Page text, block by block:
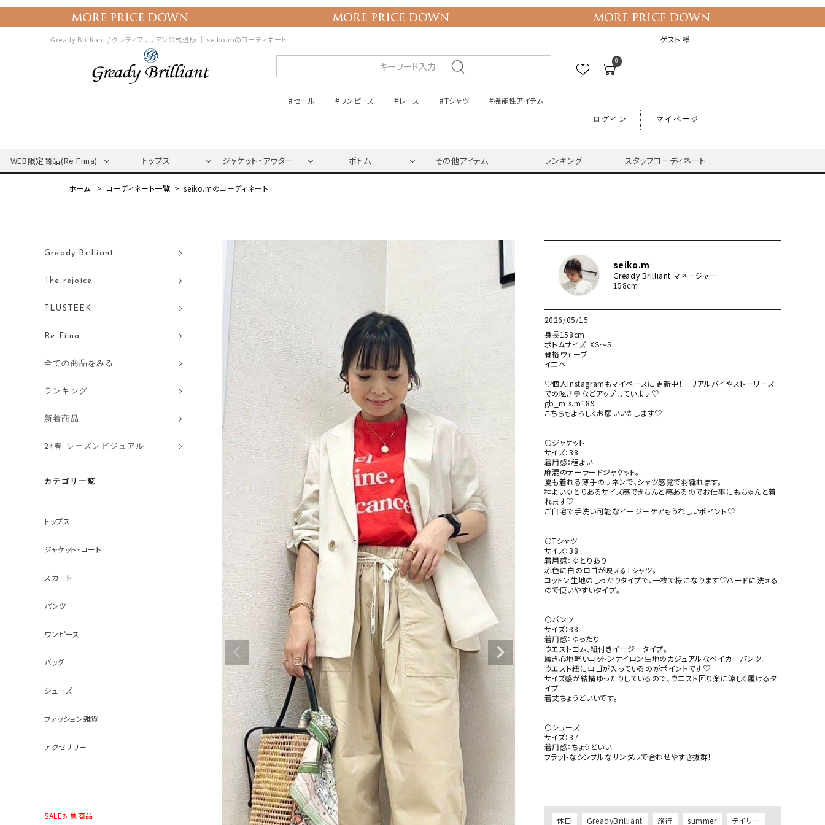
Gready Brilliant / グレディブリリアン公式通販 ｜ seiko.mのコーディネート ゲスト 様
0
#セール #ワンピース #レース #Tシャツ #機能性アイテム
ログイン マイページ
WEB限定商品(Re Fiina) トップス ジャケット・アウター ボトム その他アイテム ランキング スタッフコーディネート
コーディネート一覧 seiko.mのコーディネート
Gready Brilliant
The rejoice
TLUSTEEK
Re Fiina
全ての商品をみる
ランキング
新着商品
24春 シーズンビジュアル
カテゴリ一覧
トップス
ジャケット・コート
スカート
パンツ
ワンピース
バッグ
シューズ
ファッション雑貨
アクセサリー
SALE対象商品
seiko.m
Gready Brilliant マネージャー
158cm
2026/05/15
身長158cm
ボトムサイズ  XS～S
骨格ウェーブ
イエベ
♡個人Instagramもマイペースに更新中！　リアルバイやストーリーズ
での呟き💬などアップしています♡
gb_m.s.m189
こちらもよろしくお願いいたします♡
⚪ジャケット
サイズ：38
着用感：程よい
麻混のテーラードジャケット。
夏も着れる薄手のリネンで、シャツ感覚で羽織れます。
程よいゆとりあるサイズ感できちんと感あるのでお仕事にもちゃんと着
れます♡
ご自宅で手洗い可能なイージーケアもうれしいポイント♡
⚪Tシャツ
サイズ：38
着用感：ゆとりあり
赤色に白のロゴが映えるTシャツ。
コットン生地のしっかりタイプで、一枚で様になります♡ハードに洗える
ので使いやすいタイプ。
⚪パンツ
サイズ：38
着用感：ゆったり
ウエストゴム、紐付きイージータイプ。
履き心地軽いコットンナイロン生地のカジュアルなベイカーパンツ。
ウエスト紐にロゴが入っているのがポイントです♡
サイズ感が結構ゆったりしているので、ウエスト回り楽に涼しく履けるタ
イプ！
着丈ちょうどいいです。
⚪シューズ
サイズ：37
着用感：ちょうどいい
フラットなシンプルなサンダルで合わせやすさ抜群！
休日 GreadyBrilliant 旅行 summer デイリー